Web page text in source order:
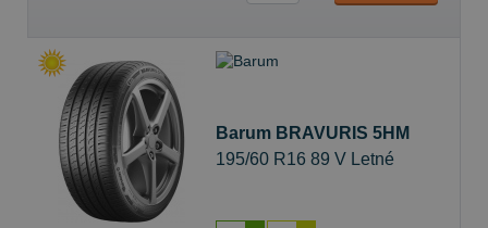
Barum BRAVURIS 5HM
195/60 R16 89 V Letné